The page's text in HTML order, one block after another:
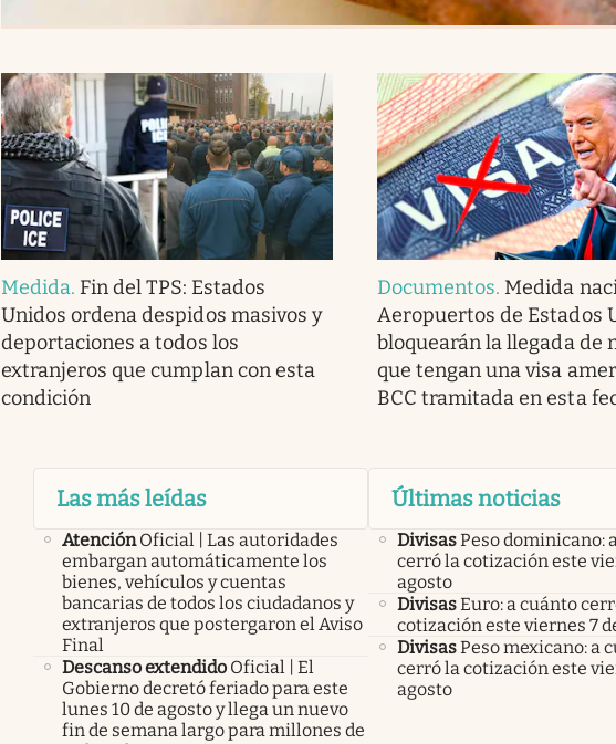
Medida. Fin del TPS: Estados
Unidos ordena despidos masivos y
deportaciones a todos los
extranjeros que cumplan con esta
condición
Documentos. Medida
Aeropuertos de Estados
bloquearán la llegada de
que tengan una visa
BCC tramitada en esta
Las más leídas
Atención Oficial | Las autoridades
embargan automáticamente los
bienes, vehículos y cuentas
bancarias de todos los ciudadanos y
extranjeros que postergaron el Aviso
Final
Descanso extendido Oficial | El
Gobierno decretó feriado para este
lunes 10 de agosto y llega un nuevo
fin de semana largo para millones de
Últimas noticias
DivisasPeso dominicano:
cerró la cotización este
agosto
DivisasEuro: a cuánto
cotización este viernes 7
DivisasPeso mexicano: a
cerró la cotización este
agosto